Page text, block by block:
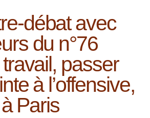
débat avec
du n°76
passer
à l’offensive,
Paris